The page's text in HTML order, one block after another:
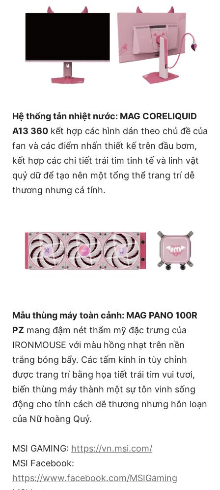
Hệ thống tản nhiệt nước: MAG CORELIQUID
A13 360 kết hợp các hình dán theo chủ đề của
fan và các điểm nhấn thiết kế trên đầu bơm,
kết hợp các chi tiết trái tim tinh tế và linh vật
quỷ dữ để tạo nên một tổng thể trang trí dễ
thương nhưng cá tính.
Mẫu thùng máy toàn cảnh: MAG PANO 100R
PZ mang đậm nét thẩm mỹ đặc trưng của
IRONMOUSE với màu hồng nhạt trên nền
trắng bóng bẩy. Các tấm kính in tùy chỉnh
được trang trí bằng họa tiết trái tim vui tươi,
biến thùng máy thành một sự tôn vinh sống
động cho tính cách dễ thương nhưng hỗn loạn
của Nữ hoàng Quỷ.
MSI GAMING: https://vn.msi.com/
MSI Facebook:
https://www.facebook.com/MSIGaming